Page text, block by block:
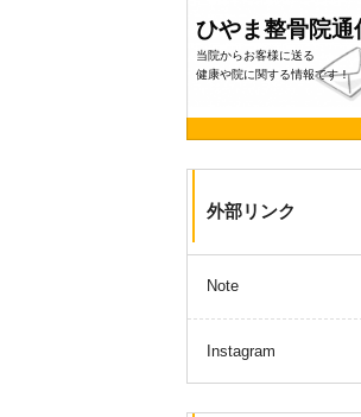
ひやま整骨院通
当院からお客様に送る
健康や院に関する情報です！
外部リンク
Note
Instagram